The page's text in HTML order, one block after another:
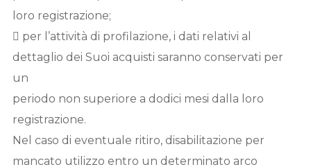
loro registrazione;
 per l’attività di profilazione, i dati relativi al
dettaglio dei Suoi acquisti saranno conservati per
un
periodo non superiore a dodici mesi dalla loro
registrazione.
Nel caso di eventuale ritiro, disabilitazione per
mancato utilizzo entro un determinato arco